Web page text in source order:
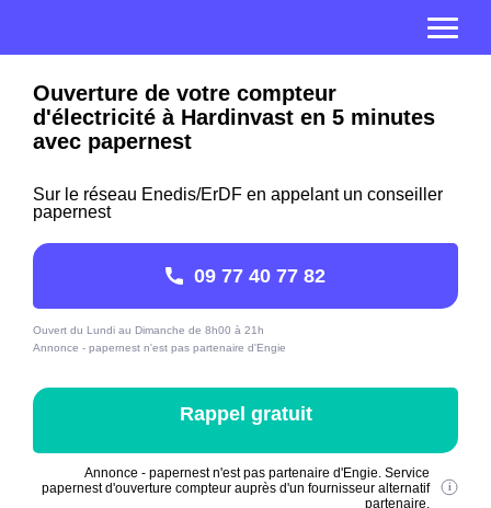
Ouverture de votre compteur
d'électricité à Hardinvast en 5 minutes
avec papernest
Sur le réseau Enedis/ErDF en appelant un conseiller
papernest
09 77 40 77 82
Ouvert du Lundi au Dimanche de 8h00 à 21h
Annonce - papernest n'est pas partenaire d'Engie
Rappel gratuit
Annonce - papernest n'est pas partenaire d'Engie. Service
papernest d'ouverture compteur auprès d'un fournisseur alternatif
partenaire.